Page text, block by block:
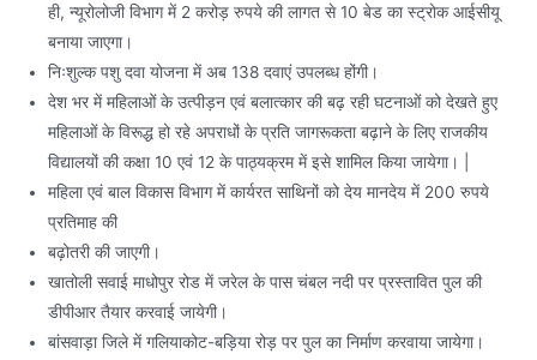
ही, न्यूरोलोजी विभाग में 2 करोड़ रुपये की लागत से 10 बेड का स्ट्रोक आईसीयू
बनाया जाएगा।
निःशुल्क पशु दवा योजना में अब 138 दवाएं उपलब्ध होंगी।
देश भर में महिलाओं के उत्पीड़न एवं बलात्कार की बढ़ रही घटनाओं को देखते हुए
महिलाओं के विरूद्ध हो रहे अपराधों के प्रति जागरूकता बढ़ाने के लिए राजकीय
विद्यालयों की कक्षा 10 एवं 12 के पाठ्यक्रम में इसे शामिल किया जायेगा। |
महिला एवं बाल विकास विभाग में कार्यरत साथिनों को देय मानदेय में 200 रुपये
प्रतिमाह की
बढ़ोतरी की जाएगी।
खातोली सवाई माधोपुर रोड में जरेल के पास चंबल नदी पर प्रस्तावित पुल की
डीपीआर तैयार करवाई जायेगी।
बांसवाड़ा जिले में गलियाकोट-बड़िया रोड़ पर पुल का निर्माण करवाया जायेगा।